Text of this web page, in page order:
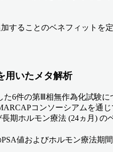
することのベネフィット
用いたメタ解析
6件の第Ⅲ相無作為化試験に
コンソーシアムを通
期ホルモン療法 (24ヵ月) の
値およびホルモン療法